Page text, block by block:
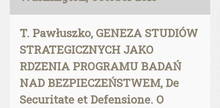
T. Pawłuszko, GENEZA STUDIÓW
STRATEGICZNYCH JAKO
RDZENIA PROGRAMU BADAŃ
NAD BEZPIECZEŃSTWEM, De
Securitate et Defensione. O